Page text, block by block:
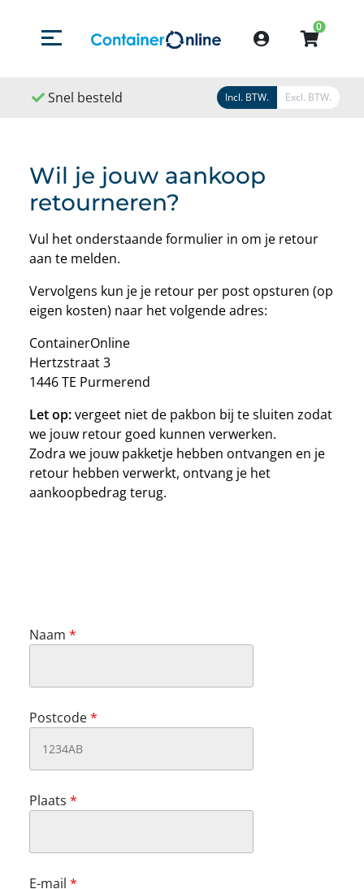
Menu openen/sluiten
Account
0
Snel besteld Snel geleverd
Incl. BTW. Excl. BTW.
Wil je jouw aankoop
retourneren?
Vul het onderstaande formulier in om je retour
aan te melden.
Vervolgens kun je je retour per post opsturen (op
eigen kosten) naar het volgende adres:
ContainerOnline
Hertzstraat 3
1446 TE Purmerend
Let op:vergeet niet de pakbon bij te sluiten zodat
we jouw retour goed kunnen verwerken.
Zodra we jouw pakketje hebben ontvangen en je
retour hebben verwerkt, ontvang je het
aankoopbedrag terug.
Naam *
Postcode*
Plaats *
E-mail *